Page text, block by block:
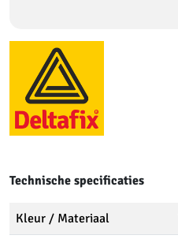
Technische specificaties
Kleur / Materiaal